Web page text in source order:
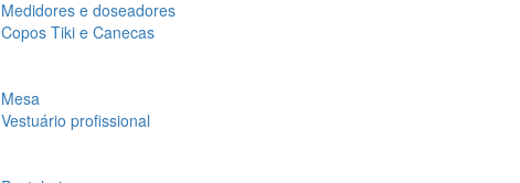
Medidores e doseadores
Copos Tiki e Canecas
Mesa
Vestuário profissional